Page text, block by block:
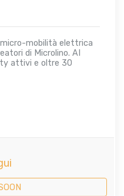
mobilità elettrica
di Microlino. AI
attivi e oltre 30